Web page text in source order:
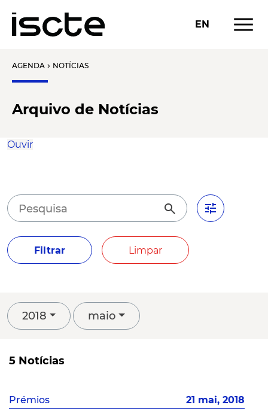
EN menu
AGENDA chevron_right NOTÍCIAS
Arquivo de Notícias
Ouvir
search tune
Filtrar Limpar
2018 maio
5 Notícias
Prémios 21 mai, 2018